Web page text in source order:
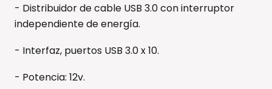
- Distribuidor de cable USB 3.0 con interruptor
independiente de energía.
- Interfaz, puertos USB 3.0 x 10.
- Potencia: 12v.